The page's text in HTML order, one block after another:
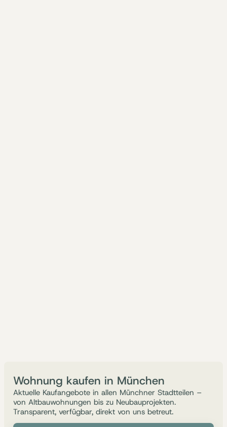
Wohnung kaufen in München
Aktuelle Kaufangebote in allen Münchner Stadtteilen –
von Altbauwohnungen bis zu Neubauprojekten.
Transparent, verfügbar, direkt von uns betreut.